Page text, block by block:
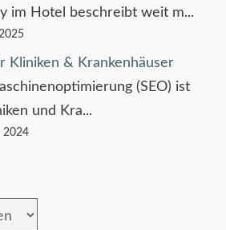
im Hotel beschreibt weit m...
Kliniken & Krankenhäuser
(SEO) ist
und Kra...
2024